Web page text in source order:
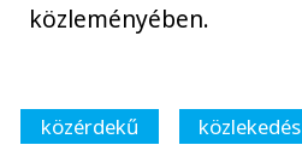
közleményében.
közérdekű közlekedés